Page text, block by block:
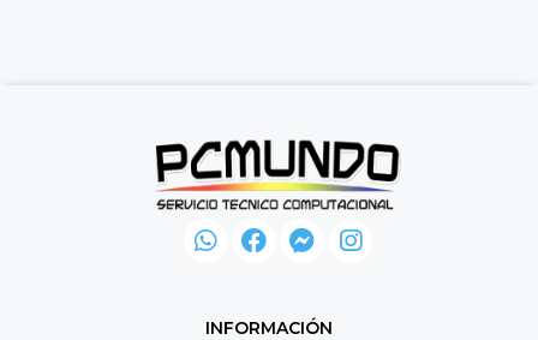
INFORMACIÓN